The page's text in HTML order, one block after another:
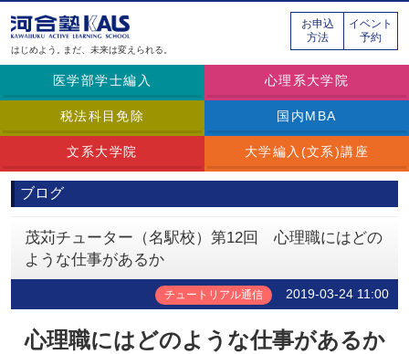
はじめよう。まだ、未来は変えられる。
お申込
方法
イベント
予約
医学部学士編入 心理系大学院
税法科目免除 国内MBA
文系大学院 大学編入(文系)講座
ブログ
茂苅チューター（名駅校）第12回 心理職にはどの
ような仕事があるか
チュートリアル通信 2019-03-24 11:00
心理職にはどのような仕事があるか